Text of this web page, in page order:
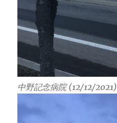
中野記念病院 (12/12/2021)